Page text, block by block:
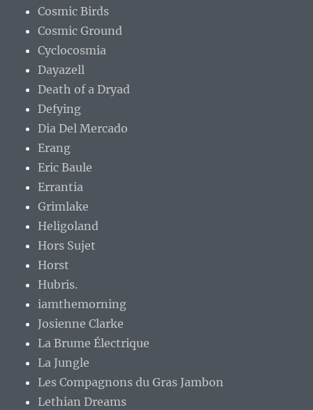
Cosmic Birds
Cosmic Ground
Cyclocosmia
Dayazell
Death of a Dryad
Defying
Dia Del Mercado
Erang
Eric Baule
Errantia
Grimlake
Heligoland
Hors Sujet
Horst
Hubris.
iamthemorning
Josienne Clarke
La Brume Électrique
La Jungle
Les Compagnons du Gras Jambon
Lethian Dreams